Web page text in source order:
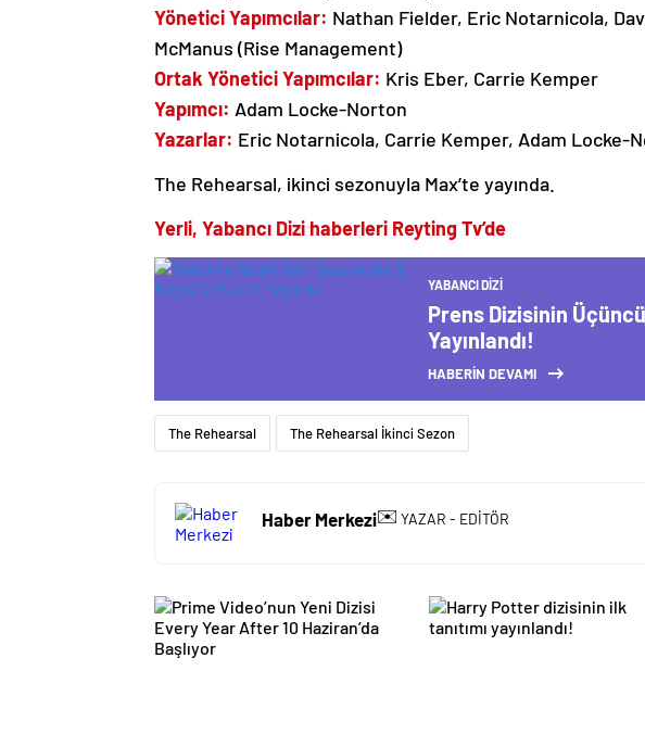
Yönetici Yapımcılar: Nathan Fielder, Eric Notarnicola,
McManus (Rise Management)
Ortak Yönetici Yapımcılar: Kris Eber, Carrie Kemper
Yapımcı: Adam Locke-Norton
Yazarlar: Eric Notarnicola, Carrie Kemper, Adam Locke-
The Rehearsal, ikinci sezonuyla Max’te yayında.
Yerli, Yabancı Dizi haberleri Reyting Tv’de
YABANCI DIZI
Prens Dizisinin
Yayınlandı!
HABERİN DEVAMI
The Rehearsal The Rehearsal İkinci Sezon
Haber Merkezi✉️ YAZAR - EDİTÖR